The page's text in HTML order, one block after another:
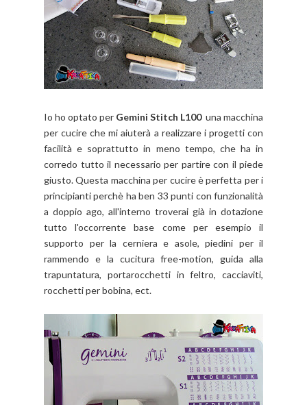
Io ho optato per Gemini Stitch L100 una macchina
per cucire che mi aiuterà a realizzare i progetti con
facilità e soprattutto in meno tempo, che ha in
corredo tutto il necessario per partire con il piede
giusto. Questa macchina per cucire è perfetta per i
principianti perchè ha ben 33 punti con funzionalità
a doppio ago, all'interno troverai già in dotazione
tutto l'occorrente base come per esempio il
supporto per la cerniera e asole, piedini per il
rammendo e la cucitura free-motion, guida alla
trapuntatura, portarocchetti in feltro, cacciaviti,
rocchetti per bobina, ect.